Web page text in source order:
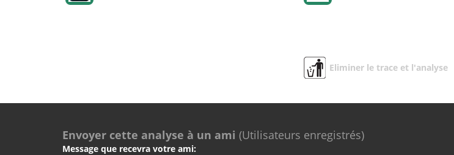
Eliminer le trace et l'analyse
Envoyer cette analyse à un ami (Utilisateurs enregistrés)
Message que recevra votre ami: